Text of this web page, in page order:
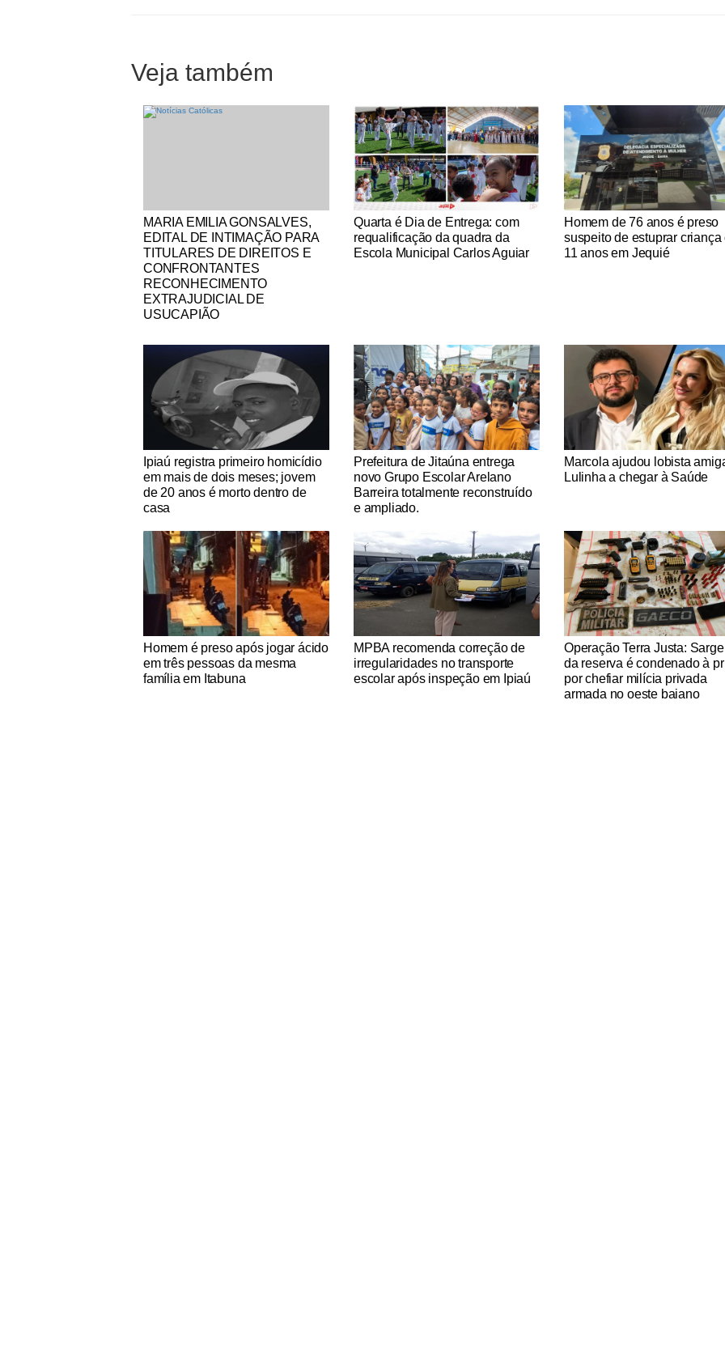
Veja também
Notícias Católicas
MARIA EMILIA GONSALVES,
EDITAL DE INTIMAÇÃO PARA
TITULARES DE DIREITOS E
CONFRONTANTES
RECONHECIMENTO
EXTRAJUDICIAL DE
USUCAPIÃO
Notícias Católicas
Quarta é Dia de Entrega: com
requalificação da quadra da
Escola Municipal Carlos Aguiar
Notícias Católicas
Homem de 76 anos é preso
suspeito de estuprar criança
11 anos em Jequié
Notícias Católicas
Ipiaú registra primeiro homicídio
em mais de dois meses; jovem
de 20 anos é morto dentro de
casa
Notícias Católicas
Prefeitura de Jitaúna entrega
novo Grupo Escolar Arelano
Barreira totalmente reconstruído
e ampliado.
Notícias Católicas
Marcola ajudou lobista
Lulinha a chegar à Saúde
Notícias Católicas
Homem é preso após jogar ácido
em três pessoas da mesma
família em Itabuna
Notícias Católicas
MPBA recomenda correção de
irregularidades no transporte
escolar após inspeção em Ipiaú
Notícias Católicas
Operação Terra Justa:
da reserva é condenado à
por chefiar milícia privada
armada no oeste baiano